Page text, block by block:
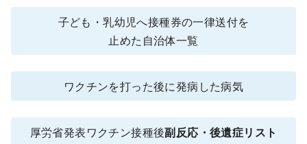
子ども・乳幼児へ接種券の一律送付を
止めた自治体一覧
ワクチンを打った後に発病した病気
厚労省発表ワクチン接種後副反応・後遺症リスト